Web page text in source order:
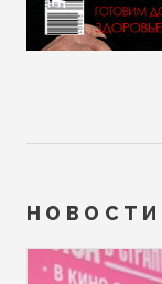
НОВОСТИ